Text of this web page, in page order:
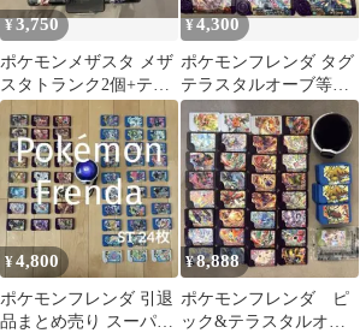
¥3,750
ポケモンメザスタ メザ
スタトランク2個+テラ
スタルオーブ+タグ165
枚セット
¥4,300
ポケモンフレンダ タグ
テラスタルオーブ等ま
とめ売り
¥4,800
ポケモンフレンダ 引退
品まとめ売り スーパー
¥8,888
ポケモンフレンダ ピ
ック&テラスタルオー